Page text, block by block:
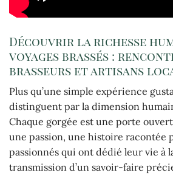
Découvrir la richesse
voyages brassés :
brasseurs et artisans
Plus qu’une simple expérience
distinguent par la dimension
Chaque gorgée est une porte
une passion, une histoire racontée
passionnés qui ont dédié leur vie à
transmission d’un savoir-faire